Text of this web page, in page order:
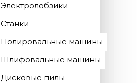
Электролобзики
Станки
Полировальные машины
Шлифовальные машины
Дисковые пилы